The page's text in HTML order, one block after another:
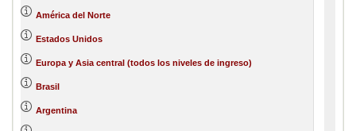
América del Norte
Estados Unidos
Europa y Asia central (todos los niveles de ingreso)
Brasil
Argentina